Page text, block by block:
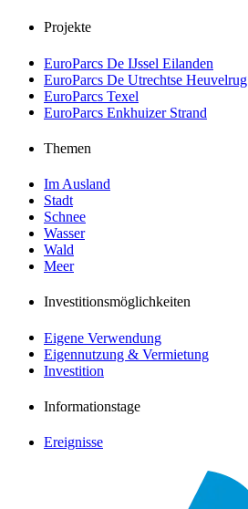
Projekte
EuroParcs De IJssel Eilanden
EuroParcs De Utrechtse Heuvelrug
EuroParcs Texel
EuroParcs Enkhuizer Strand
Themen
Im Ausland
Stadt
Schnee
Wasser
Wald
Meer
Investitionsmöglichkeiten
Eigene Verwendung
Eigennutzung & Vermietung
Investition
Informationstage
Ereignisse